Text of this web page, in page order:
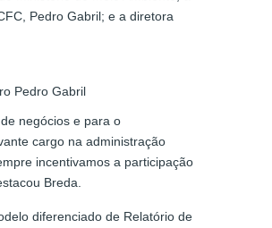
Pedro Gabril; e a diretora
Pedro Gabril
negócios e para o
cargo na administração
incentivamos a participação
Breda.
diferenciado de Relatório de